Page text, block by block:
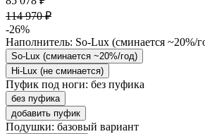
114 970 ₽
-26%
Наполнитель: So-Lux (cминается ~20%/
So-Lux (cминается ~20%/год)
Hi-Lux (не сминается)
Пуфик под ноги: без пуфика
без пуфика
добавить пуфик
Подушки: базовый вариант